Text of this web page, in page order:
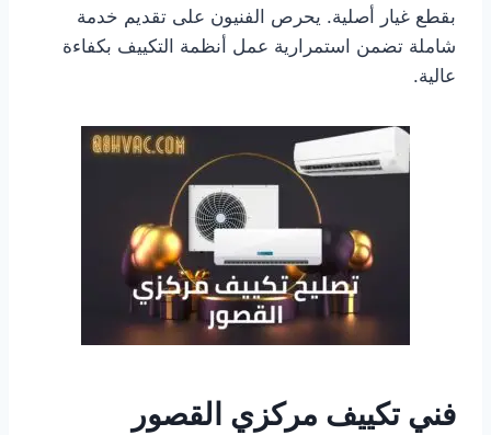
بقطع غيار أصلية. يحرص الفنيون على تقديم خدمة
شاملة تضمن استمرارية عمل أنظمة التكييف بكفاءة
عالية.
فني تكييف مركزي القصور